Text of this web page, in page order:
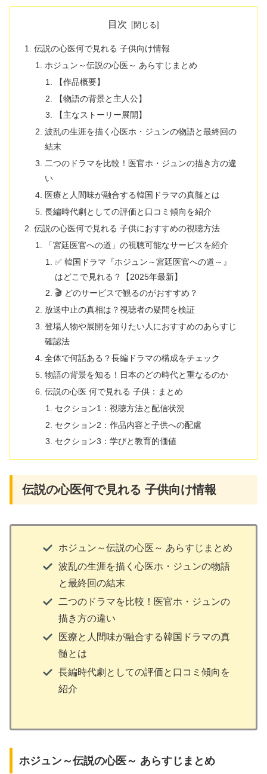
目次
伝説の心医何で見れる 子供向け情報
ホジュン～伝説の心医～ あらすじまとめ
【作品概要】
【物語の背景と主人公】
【主なストーリー展開】
波乱の生涯を描く心医ホ・ジュンの物語と最終回の
結末
二つのドラマを比較！医官ホ・ジュンの描き方の違
い
医療と人間味が融合する韓国ドラマの真髄とは
長編時代劇としての評価と口コミ傾向を紹介
伝説の心医何で見れる 子供におすすめの視聴方法
「宮廷医官への道」の視聴可能なサービスを紹介
✅ 韓国ドラマ『ホジュン～宮廷医官への道～』
はどこで見れる？【2025年最新】
🎬 どのサービスで観るのがおすすめ？
放送中止の真相は？視聴者の疑問を検証
登場人物や展開を知りたい人におすすめのあらすじ
確認法
全体で何話ある？長編ドラマの構成をチェック
物語の背景を知る！日本のどの時代と重なるのか
伝説の心医 何で見れる 子供：まとめ
セクション1：視聴方法と配信状況
セクション2：作品内容と子供への配慮
セクション3：学びと教育的価値
伝説の心医何で見れる 子供向け情報
ホジュン～伝説の心医～ あらすじまとめ
波乱の生涯を描く心医ホ・ジュンの物語
と最終回の結末
二つのドラマを比較！医官ホ・ジュンの
描き方の違い
医療と人間味が融合する韓国ドラマの真
髄とは
長編時代劇としての評価と口コミ傾向を
紹介
ホジュン～伝説の心医～ あらすじまとめ